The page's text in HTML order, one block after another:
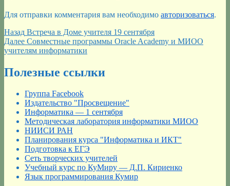
Для отправки комментария вам необходимо авторизоваться.
Навигация
по
Назад Предыдущая
запись:
Встреча в Доме учителя 19 сентября
Далее Следующая
запись:
Совместные программы Oracle Academy и МИОО
учителям информатики
Полезные ссылки
Группа Facebook
Издательство "Просвещение"
Информатика — 1 сентября
Методическая лаборатория информатики МИОО
НИИСИ РАН
Планирования курса "Информатика и ИКТ"
Подготовка к ЕГЭ
Сеть творческих учителей
Учебный курс по КуМиру — Д.П. Кириенко
Язык программирования Кумир